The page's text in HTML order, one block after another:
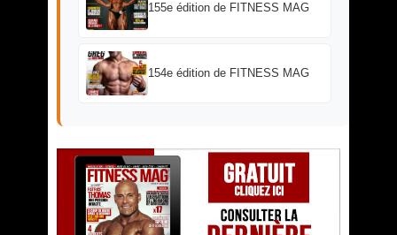
155e édition de FITNESS MAG
154e édition de FITNESS MAG